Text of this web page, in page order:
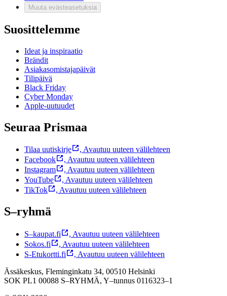
Muuta evästeasetuksia
Suosittelemme
Ideat ja inspiraatio
Brändit
Asiakasomistajapäivät
Tilipäivä
Black Friday
Cyber Monday
Apple-uutuudet
Seuraa Prismaa
Tilaa uutiskirje , Avautuu uuteen välilehteen
Facebook
, Avautuu uuteen välilehteen
Instagram
, Avautuu uuteen välilehteen
YouTube
, Avautuu uuteen välilehteen
TikTok
, Avautuu uuteen välilehteen
S–ryhmä
S–kaupat.fi , Avautuu uuteen välilehteen
Sokos.fi
, Avautuu uuteen välilehteen
S-Etukortti.fi
, Avautuu uuteen välilehteen
Ässäkeskus, Fleminginkatu 34, 00510 Helsinki
SOK PL1 00088 S–RYHMÄ, Y–tunnus 0116323–1